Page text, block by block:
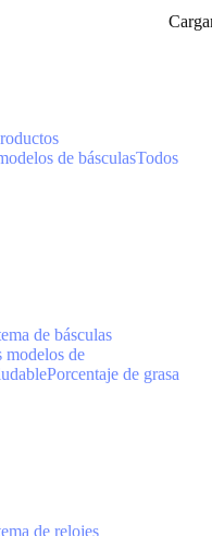
de básculasTodos
de básculas
modelos de
Porcentaje de grasa
de relojes